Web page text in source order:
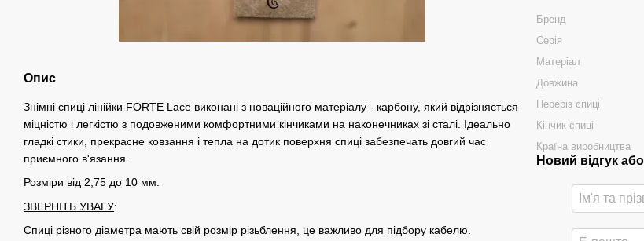
Опис
Знімні спиці лінійки FORTE Lace виконані з новаційного матеріалу - карбону, який відрізняється
міцністю і легкістю з подовженими комфортними кінчиками на наконечниках зі сталі. Ідеально
гладкі стики, прекрасне ковзання і тепла на дотик поверхня спиці забезпечать довгий час
приємного в'язання.
Розміри від 2,75 до 10 мм.
ЗВЕРНІТЬ УВАГУ:
Спиці різного діаметра мають свій розмір різьблення, це важливо для підбору кабелю.
Бренд
Серія
Матеріал
Довжина
Переріз спиці
Кінчик спиці
Країна виробництва
Новий відгук